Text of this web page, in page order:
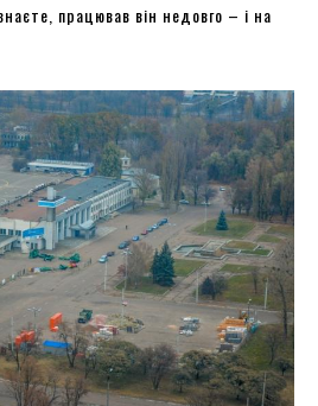
працював він недовго – і на